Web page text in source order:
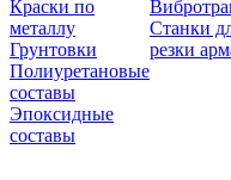
Краски по
металлу
Грунтовки
Полиуретановые
составы
Эпоксидные
составы
Станки
резки